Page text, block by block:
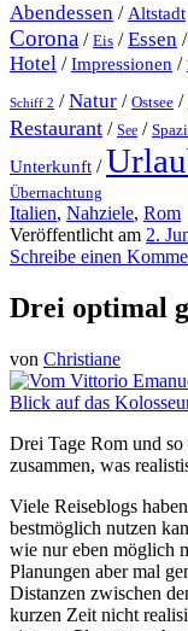
Abendessen / Altstadt
Corona / Eis /Essen /
Hotel /Impressionen /
Schiff 2 /Natur / Ostsee /
Restaurant / See /
Unterkunft /
Übernachtung
Italien, Nahziele, Rom
Veröffentlicht am 2.
Schreibe einen
Drei optimal
von Christiane
Drei Tage Rom und
zusammen, was
Viele Reiseblogs
bestmöglich nutzen
wie nur eben möglich
Planungen aber mal
Distanzen zwischen
kurzen Zeit nicht